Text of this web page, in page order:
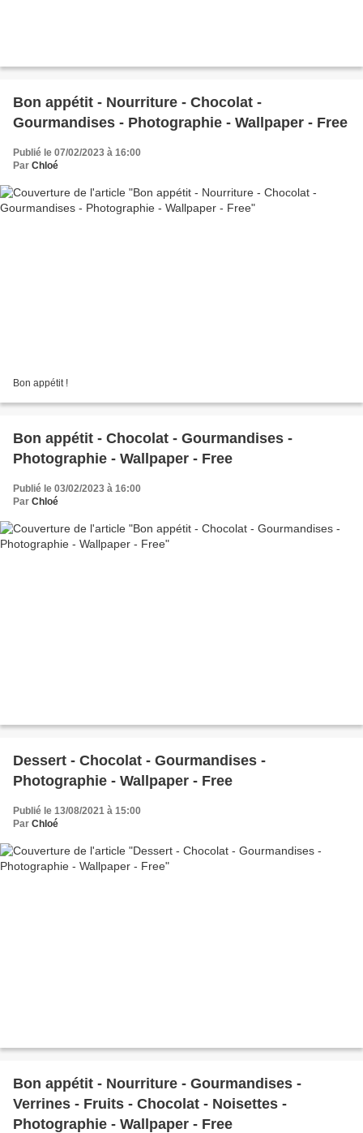
Bon appétit - Nourriture - Chocolat -
Gourmandises - Photographie - Wallpaper - Free
Publié le 07/02/2023 à 16:00
Par Chloé
Bon appétit !
Bon appétit - Chocolat - Gourmandises -
Photographie - Wallpaper - Free
Publié le 03/02/2023 à 16:00
Par Chloé
Dessert - Chocolat - Gourmandises -
Photographie - Wallpaper - Free
Publié le 13/08/2021 à 15:00
Par Chloé
Bon appétit - Nourriture - Gourmandises -
Verrines - Fruits - Chocolat - Noisettes -
Photographie - Wallpaper - Free